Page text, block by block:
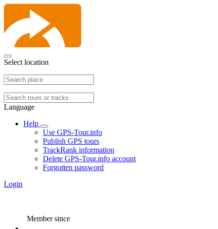
Select location
Language
Help
Use GPS-Tour.info
Publish GPS tours
TrackRank information
Delete GPS-Tour.info account
Forgotten password
Login
Member since